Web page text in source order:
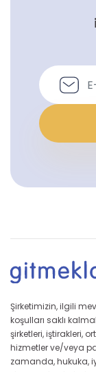
Şirketimizin, ilgili
koşulları saklı
şirketleri, iştirakleri,
hizmetler ve/veya
zamanda, hukuka,